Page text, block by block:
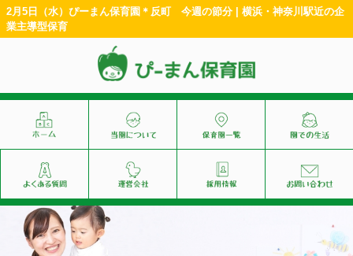
2月5日（水）ぴーまん保育園＊反町 今週の節分 | 横浜・神奈川駅近の企
業主導型保育